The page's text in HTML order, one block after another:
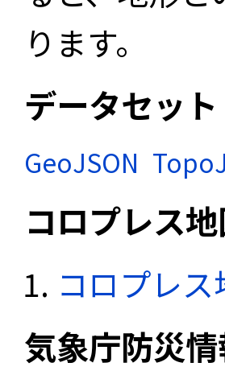
ります。
データセット
GeoJSON
コロプレス
コロプレ
気象庁防災